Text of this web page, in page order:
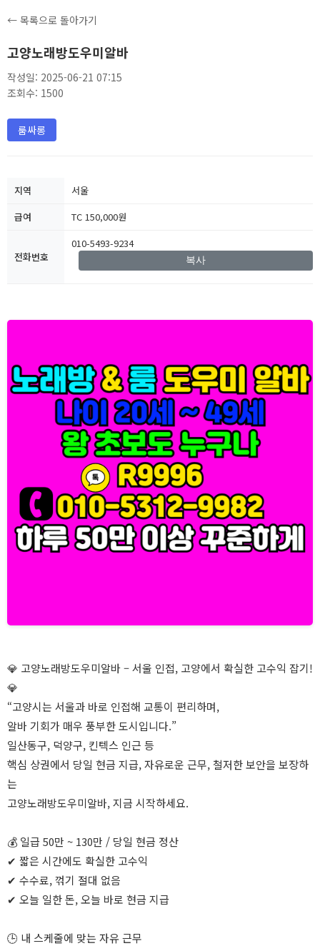
← 목록으로 돌아가기
고양노래방도우미알바
작성일: 2025-06-21 07:15
조회수: 1500
룸싸롱
지역
서울
급여
TC 150,000원
전화번호
010-5493-9234
복사
💎 고양노래방도우미알바 – 서울 인접, 고양에서 확실한 고수익 잡기!
💎
“고양시는 서울과 바로 인접해 교통이 편리하며,
알바 기회가 매우 풍부한 도시입니다.”
일산동구, 덕양구, 킨텍스 인근 등
핵심 상권에서 당일 현금 지급, 자유로운 근무, 철저한 보안을 보장하
는
고양노래방도우미알바, 지금 시작하세요.
💰 일급 50만 ~ 130만 / 당일 현금 정산
✔ 짧은 시간에도 확실한 고수익
✔ 수수료, 꺾기 절대 없음
✔ 오늘 일한 돈, 오늘 바로 현금 지급
🕒 내 스케줄에 맞는 자유 근무